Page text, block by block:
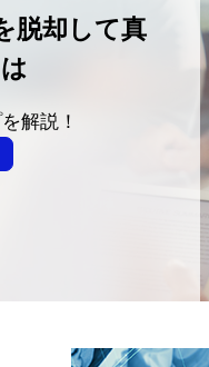
脱却して真
解説！